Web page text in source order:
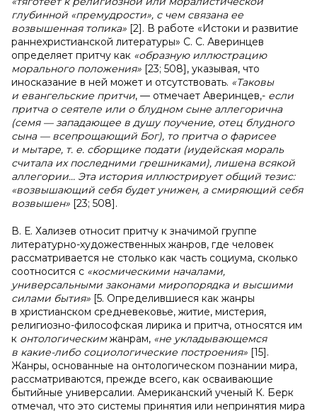
глубинной «премудрости», с чем связана ее
возвышенная топика» [2]. В работе «Истоки и развитие
раннехристианской литературы» С. С. Аверинцев
определяет притчу как «образную иллюстрацию
морального положения» [23; 508], указывая, что
иносказание в ней может и отсутствовать. «Таковы
и евангельские притчи, — отмечает Аверинцев,- если
притча о сеятеле или о блудном сыне аллегорична
(семя — западающее в душу поучение, отец блудного
сына — всепрощающий Бог), то притча о фарисее
и мытаре, т. е. сборщике подати (иудейская мораль
считала их последними грешниками), лишена всякой
аллегории… Эта история иллюстрирует общий тезис:
«возвышающий себя будет унижен, а смиряющий себя
возвышен» [23; 508].
В. Е. Хализев относит притчу к значимой группе
литературно-художественных жанров, где человек
рассматривается не столько как часть социума, сколько
соотносится с «космическими началами,
универсальными законами миропорядка и высшими
силами бытия» [5. Определившиеся как жанры
в христианском средневековье, житие, мистерия,
религиозно-философская лирика и притча, относятся им
к онтологическимжанрам, «не укладывающемся
в какие-либо социологические построения» [15].
Жанры, основанные на онтологическом познании мира,
рассматриваются, прежде всего, как осваивающие
бытийные универсалии. Американский ученый К. Берк
отмечал, что это системы принятия или непринятия мира